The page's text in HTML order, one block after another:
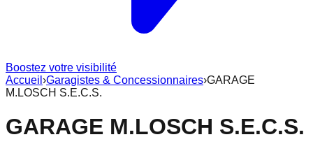
Boostez votre visibilité
Accueil ›Garagistes & Concessionnaires›GARAGE
M.LOSCH S.E.C.S.
GARAGE M.LOSCH S.E.C.S.